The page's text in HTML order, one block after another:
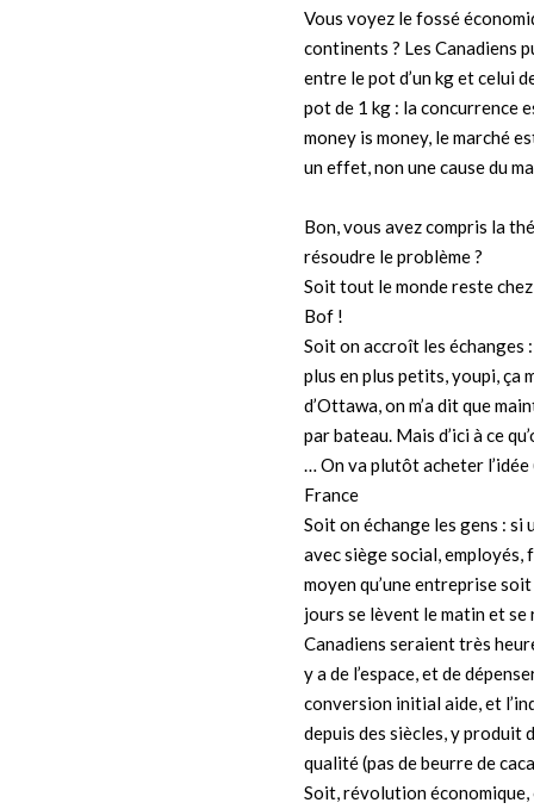
Vous voyez le fossé
continents ? Les Canadiens
entre le pot d’un kg et celui
pot de 1 kg : la concurrence
money is money, le marché
un effet, non une cause du
Bon, vous avez compris la
résoudre le problème ?
Soit tout le monde reste
Bof !
Soit on accroît les échanges
plus en plus petits, youpi, ça
d’Ottawa, on m’a dit que
par bateau. Mais d’ici à ce
… On va plutôt acheter
France
Soit on échange les gens :
avec siège social, employés,
moyen qu’une entreprise
jours se lèvent le matin et
Canadiens seraient très
y a de l’espace, et de
conversion initial aide, et
depuis des siècles, y produit
qualité (pas de beurre de
Soit, révolution